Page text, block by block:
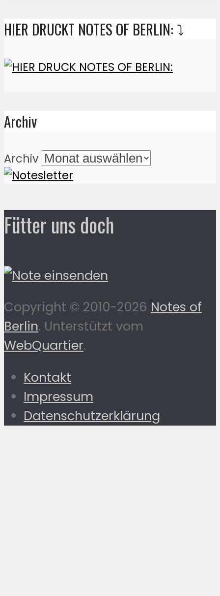
HIER DRUCKT NOTES OF BERLIN: ⤵️
Archiv
Archiv
Fütter uns doch
Copyright © 2010-2026 Notes of
Berlin. Unterstützt vom
WebQuartier.
Kontakt
Impressum
Datenschutzerklärung